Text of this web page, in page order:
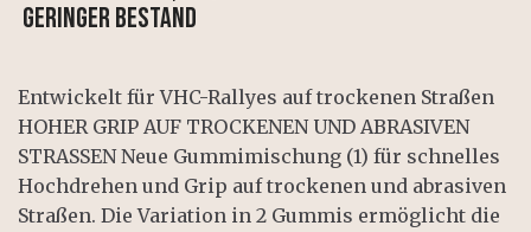
GERINGER BESTAND
Entwickelt für VHC-Rallyes auf trockenen Straßen
HOHER GRIP AUF TROCKENEN UND ABRASIVEN
STRASSEN Neue Gummimischung (1) für schnelles
Hochdrehen und Grip auf trockenen und abrasiven
Straßen. Die Variation in 2 Gummis ermöglicht die